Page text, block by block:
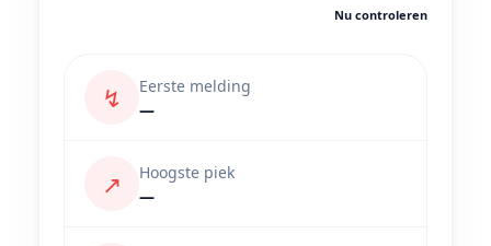
Nu controleren
↯
Eerste melding
—
↗
Hoogste piek
—